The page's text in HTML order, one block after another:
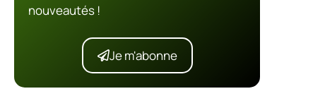
nouveautés !
Je m'abonne